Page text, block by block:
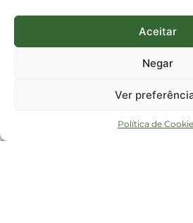
Aceitar
Negar
Ver
Política de
Para assuntos relacionados à
plataforma@fapesc.sc.gov.br
Jair Artur da Silva
km 01, Módulo 12A, Edifício Fapesc